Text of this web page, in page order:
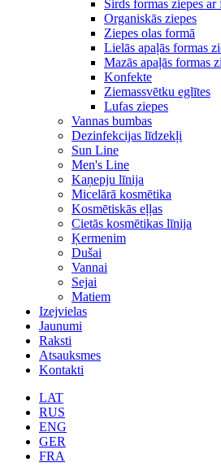
Sirds formas ziepes
Organiskās ziepes
Ziepes olas formā
Lielās apaļās formas
Mazās apaļās formas
Konfekte
Ziemassvētku eglītes
Lufas ziepes
Vannas bumbas
Dezinfekcijas līdzekļi
Sun Line
Men's Line
Kaņepju līnija
Micelārā kosmētika
Kosmētiskās eļļas
Cietās kosmētikas līnija
Ķermenim
Dušai
Vannai
Sejai
Matiem
Izejvielas
Jaunumi
Raksti
Atsauksmes
Kontakti
LAT
RUS
ENG
GER
FRA